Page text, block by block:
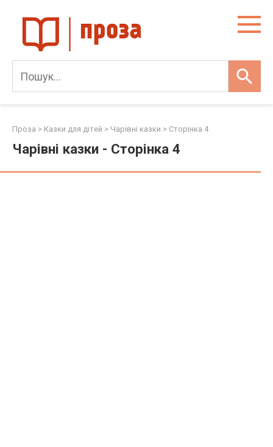
content
Проза > Казки для дітей > Чарівні казки > Сторінка 4
Чарівні казки - Сторінка 4